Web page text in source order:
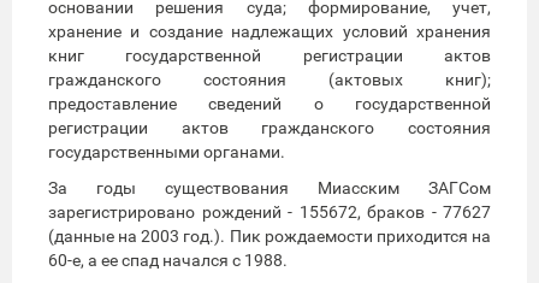
основании решения суда; формирование, учет,
хранение и создание надлежащих условий хранения
книг государственной регистрации актов
гражданского состояния (актовых книг);
предоставление сведений о государственной
регистрации актов гражданского состояния
государственными органами.
За годы существования Миасским ЗАГСом
зарегистрировано рождений - 155672, браков - 77627
(данные на 2003 год.). Пик рождаемости приходится на
60-е, а ее спад начался с 1988.